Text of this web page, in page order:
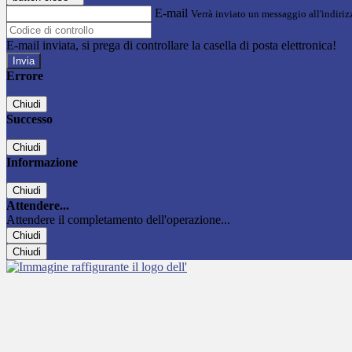
E-mail Verrà inviato un messaggio
E-mail inviata, si prega di controllare la casella di posta elettronica!
Errore
Chiudi
Successo
Chiudi
Informazione
Chiudi
Attendere...
Attendere il completamento dell'operazione...
Chiudi
Chiudi